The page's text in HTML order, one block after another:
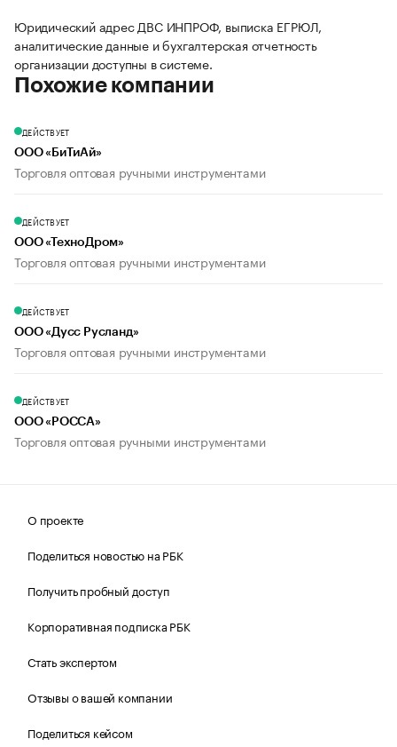
Юридический адрес ДВС ИНПРОФ, выписка ЕГРЮЛ,
аналитические данные и бухгалтерская отчетность
организации доступны в системе.
Похожие компании
ДЕЙСТВУЕТ
ООО «БиТиАй»
Торговля оптовая ручными инструментами
ДЕЙСТВУЕТ
ООО «ТехноДром»
Торговля оптовая ручными инструментами
ДЕЙСТВУЕТ
ООО «Дусс Русланд»
Торговля оптовая ручными инструментами
ДЕЙСТВУЕТ
ООО «РОССА»
Торговля оптовая ручными инструментами
О проекте
Поделиться новостью на РБК
Получить пробный доступ
Корпоративная подписка РБК
Стать экспертом
Отзывы о вашей компании
Поделиться кейсом